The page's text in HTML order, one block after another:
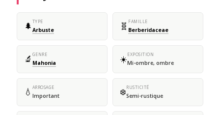
🌲 TYPE
Arbuste 🧬 FAMILLE
Berberidaceae
🔬 GENRE
Mahonia ☀️EXPOSITION
Mi-ombre, ombre
💧 ARROSAGE
Important ❄️RUSTICITÉ
Semi-rustique